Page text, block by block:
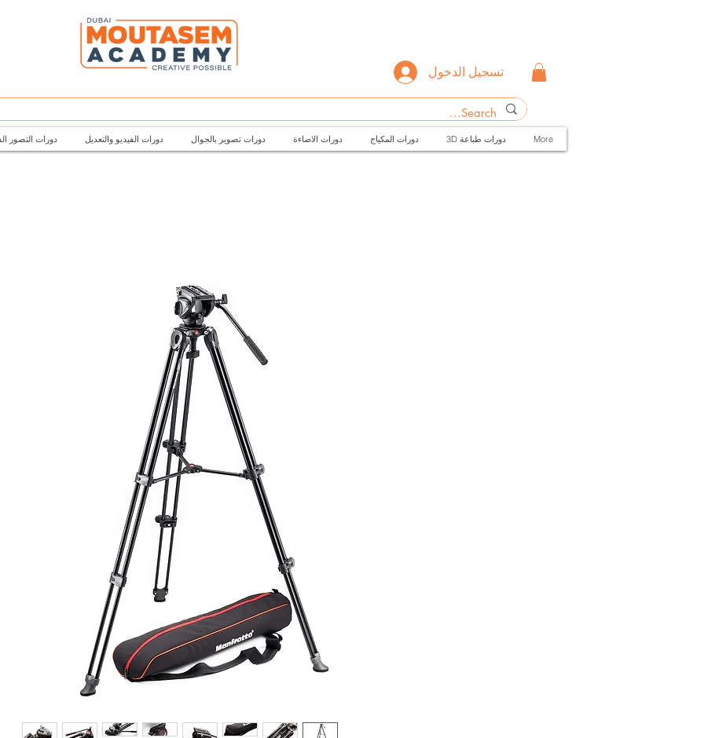
تسجيل الدخول
دورات التصور دورات الفيديو والتعديل دورات تصوير بالجوال دورات الاضاءة دورات المكياج 3D دورات طباعة More